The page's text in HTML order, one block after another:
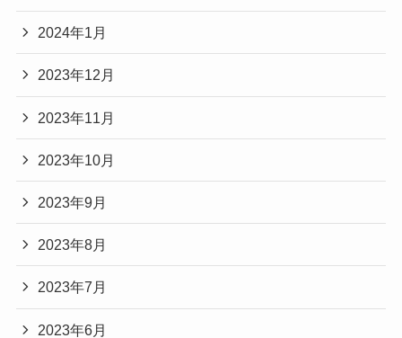
2024年1月
2023年12月
2023年11月
2023年10月
2023年9月
2023年8月
2023年7月
2023年6月